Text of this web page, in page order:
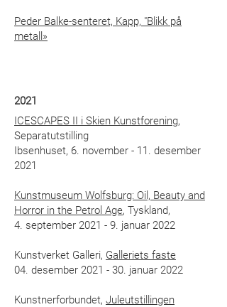
Peder Balke-senteret, Kapp, "Blikk på
metall»
2021
ICESCAPES II i Skien Kunstforening,
Separatutstilling
Ibsenhuset, 6. november - 11. desember
2021
Kunstmuseum Wolfsburg: Oil, Beauty and
Horror in the Petrol Age, Tyskland,
4. september 2021 - 9. januar 2022
Kunstverket Galleri, Galleriets faste
04. desember 2021 - 30. januar 2022
Kunstnerforbundet, Juleutstillingen